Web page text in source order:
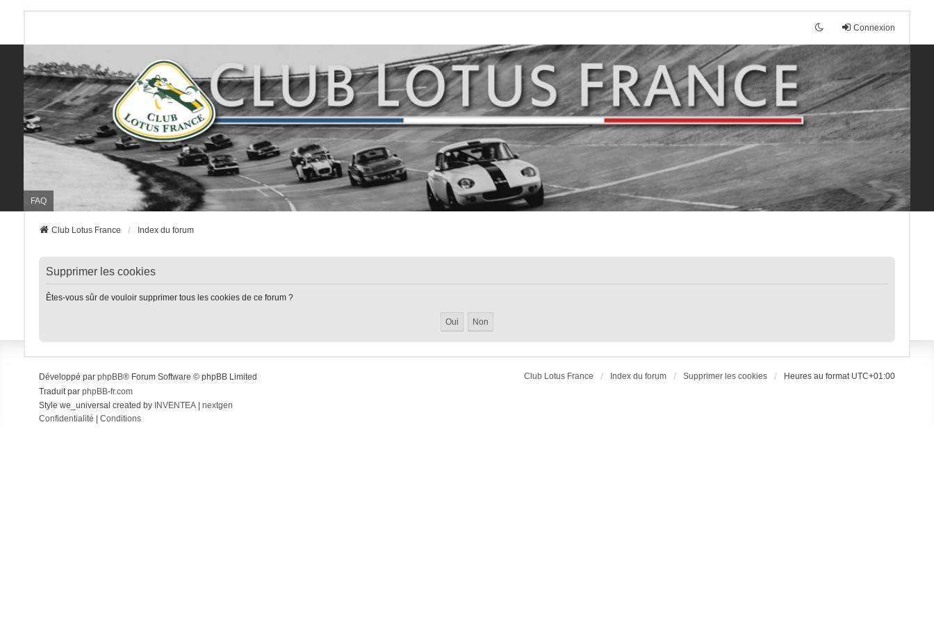
Connexion
FAQ
Club Lotus France Index du forum
Supprimer les cookies
Êtes-vous sûr de vouloir supprimer tous les cookies de ce forum ?
Club Lotus France Index du forum Supprimer les cookies Heures au format UTC+01:00
Développé par phpBB® Forum Software © phpBB Limited
Traduit par phpBB-fr.com
Style we_universal created by INVENTEA| nextgen
Confidentialité
Conditions